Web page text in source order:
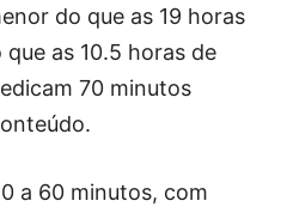
do que as 19 horas
as 10.5 horas de
70 minutos
a 60 minutos, com